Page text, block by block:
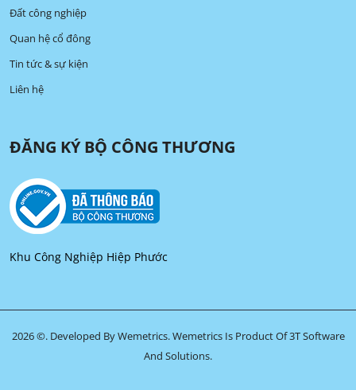
Đất công nghiệp
Quan hệ cổ đông
Tin tức & sự kiện
Liên hệ
ĐĂNG KÝ BỘ CÔNG THƯƠNG
Khu Công Nghiệp Hiệp Phước
2026 ©. Developed By Wemetrics.Wemetrics Is Product Of 3T Software
And Solutions.